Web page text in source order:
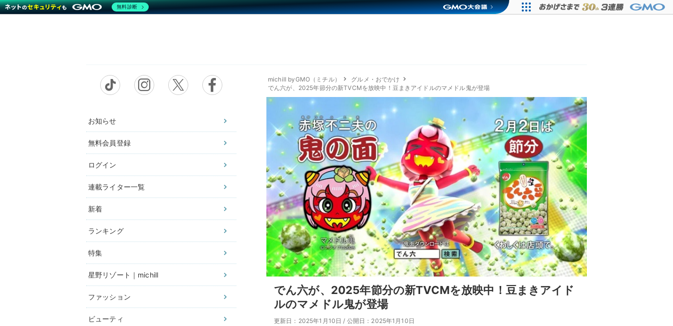
お知らせ
無料会員登録
ログイン
連載ライター一覧
新着
ランキング
特集
星野リゾート｜michill
ファッション
ビューティ
michill byGMO（ミチル）
グルメ・おでかけ
でん六が、2025年節分の新TVCMを放映中！豆まきアイドルのマメドル鬼が登場
でん六が、2025年節分の新TVCMを放映中！豆まきアイド
ルのマメドル鬼が登場
更新日：2025年1月10日 / 公開日：2025年1月10日
無料診断